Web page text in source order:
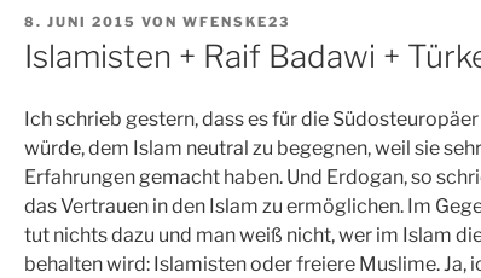
VERÖFFENTLICHT
AM
8. JUNI 2015 VON WFENSKE23
Islamisten + Raif Badawi +
Ich schrieb gestern, dass es für die
würde, dem Islam neutral zu begegnen, weil sie
Erfahrungen gemacht haben. Und Erdogan, so
das Vertrauen in den Islam zu ermöglichen. Im
tut nichts dazu und man weiß nicht, wer im Islam
behalten wird: Islamisten oder freiere Muslime. Ja,